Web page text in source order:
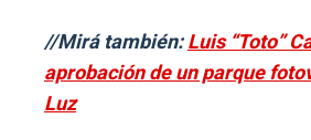
//Mirá también:Luis “Toto”
aprobación de un parque
Luz